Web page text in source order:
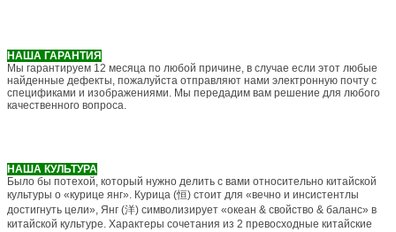
НАША ГАРАНТИЯ
Мы гарантируем 12 месяца по любой причине, в случае если этот любые
найденные дефекты, пожалуйста отправляют нами электронную почту с
спецификами и изображениями. Мы передадим вам решение для любого
качественного вопроса.
НАША КУЛЬТУРА
Было бы потехой, который нужно делить с вами относительно китайской
культуры о «курице янг». Курица (恒) стоит для «вечно и инсистентлы
достигнуть цели», Янг (洋) символизирует «океан & свойство & баланс» в
китайской культуре. Характеры сочетания из 2 превосходные китайские